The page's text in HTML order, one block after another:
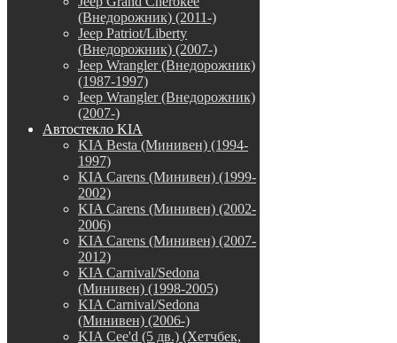
(Внедорожник) (2011-)
Jeep Patriot/Liberty
(Внедорожник) (2007-)
Jeep Wrangler (Внедорожник)
(1987-1997)
Jeep Wrangler (Внедорожник)
(2007-)
Автостекло KIA
KIA Besta (Минивен) (1994-
1997)
KIA Carens (Минивен) (1999-
2002)
KIA Carens (Минивен) (2002-
2006)
KIA Carens (Минивен) (2007-
2012)
KIA Carnival/Sedona
(Минивен) (1998-2005)
KIA Carnival/Sedona
(Минивен) (2006-)
KIA Cee'd (5 дв.) (Хетчбек,